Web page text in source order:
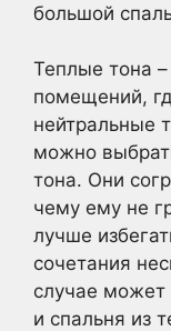
большой
Теплые тона
помещений,
нейтральные
можно
тона. Они
чему ему не
лучше
сочетания
случае может
и спальня из